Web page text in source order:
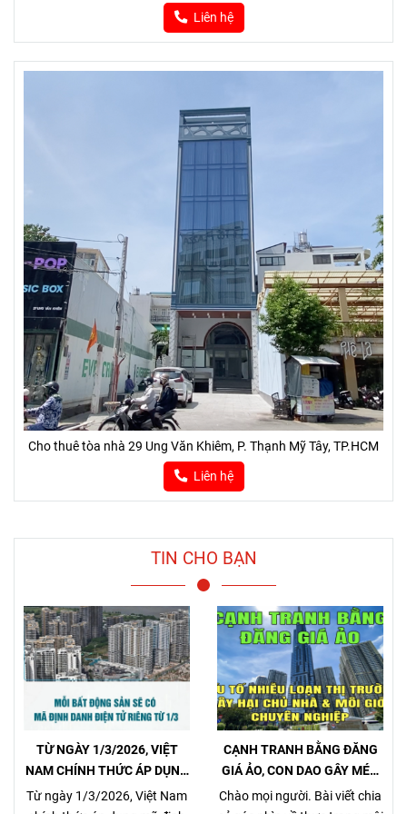
Liên hệ
Cho thuê tòa nhà 29 Ung Văn Khiêm, P. Thạnh Mỹ Tây, TP.HCM
Liên hệ
TIN CHO BẠN
TỪ NGÀY 1/3/2026, VIỆT
NAM CHÍNH THỨC ÁP DỤNG
MÃ ĐỊNH DANH BẤT ĐỘNG
Từ ngày 1/3/2026, Việt Nam
CẠNH TRANH BẰNG ĐĂNG
GIÁ ẢO, CON DAO GÂY MÉO
MÓ THỊ TRƯỜNG, GÂY HẠI
Chào mọi người. Bài viết chia